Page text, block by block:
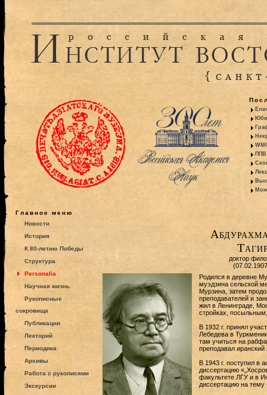
ППВ
Главное меню
Новости
История
К 80-летию Победы
Структура
Personalia
Научная жизнь
Рукописные
сокровища
Публикации
Лекторий
Периодика
Архивы
Работа с рукописями
Экскурсии
доктор
Родился в деревне
муэдзина сельской
Мурзина, затем
преподавателей и
жил в Ленинграде,
стройках,
В 1932 г. принял
Лебедева в
там учиться на
преподавал
В 1943 г. поступил в
диссертацию
факультете ЛГУ и в
диссертацию на тему